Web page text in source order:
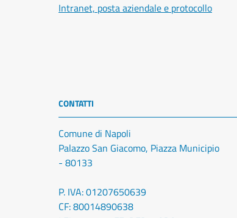
Intranet, posta aziendale e protocollo
CONTATTI
Comune di Napoli
Palazzo San Giacomo, Piazza Municipio
- 80133
P. IVA: 01207650639
CF: 80014890638